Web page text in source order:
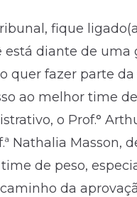
fique
está diante de
quer fazer parte
ao melhor time
o Prof.°
Nathalia Masson,
de peso,
da